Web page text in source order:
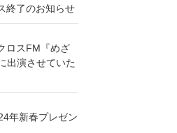
終了のお知らせ
ロスFM『めざ
出演させていた
年新春プレゼン